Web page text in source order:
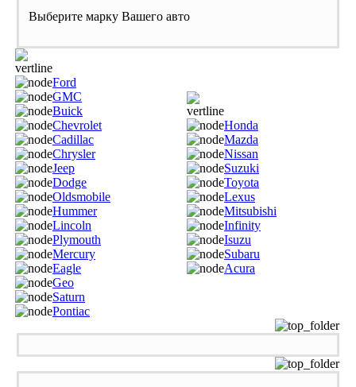
Выберите марку Вашего авто
Ford
GMC
Buick
Chevrolet
Cadillac
Chrysler
Jeep
Dodge
Oldsmobile
Hummer
Lincoln
Plymouth
Mercury
Eagle
Geo
Saturn
Pontiac
Honda
Mazda
Nissan
Suzuki
Toyota
Lexus
Mitsubishi
Infinity
Isuzu
Subaru
Acura